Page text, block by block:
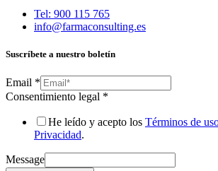
Tel: 900 115 765
info@farmaconsulting.es
Suscríbete a nuestro boletín
Email *
Consentimiento legal *
He leído y acepto los Términos de
Privacidad.
Message